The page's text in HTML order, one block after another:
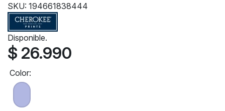
SKU: 194661838444
Disponible.
$ 26.990
Color: